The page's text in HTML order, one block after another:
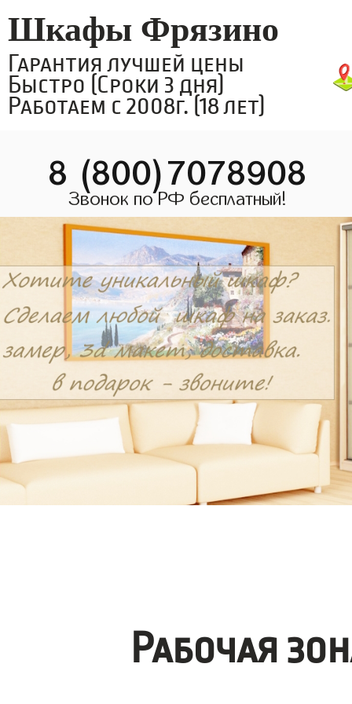
Шкафы Фрязино
Гарантия лучшей цены
Быстро (Сроки 3 дня)
Работаем с 2008г. (18 лет)
8 (800)7078908
Звонок по РФ бесплатный!
Рабочая